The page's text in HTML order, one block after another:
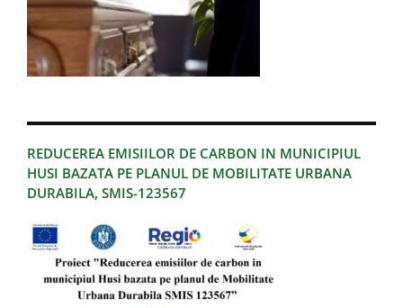
REDUCEREA EMISIILOR DE CARBON IN MUNICIPIUL
HUSI BAZATA PE PLANUL DE MOBILITATE URBANA
DURABILA, SMIS-123567